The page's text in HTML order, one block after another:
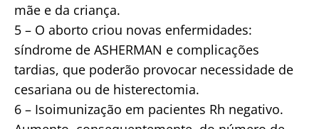
mãe e da criança.
5 – O aborto criou novas enfermidades:
síndrome de ASHERMAN e complicações
tardias, que poderão provocar necessidade de
cesariana ou de histerectomia.
6 – Isoimunização em pacientes Rh negativo.